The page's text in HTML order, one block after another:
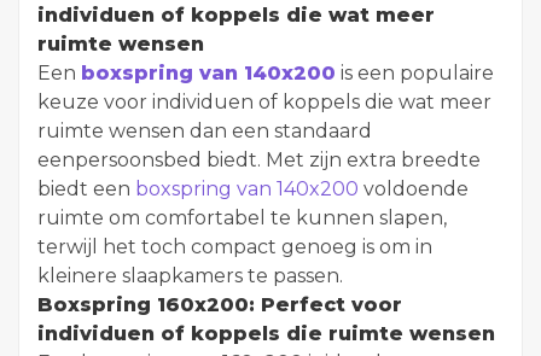
individuen of koppels die wat meer
ruimte wensen
Een boxspring van 140x200 is een populaire
keuze voor individuen of koppels die wat meer
ruimte wensen dan een standaard
eenpersoonsbed biedt. Met zijn extra breedte
biedt een boxspring van 140x200 voldoende
ruimte om comfortabel te kunnen slapen,
terwijl het toch compact genoeg is om in
kleinere slaapkamers te passen.
Boxspring 160x200: Perfect voor
individuen of koppels die ruimte wensen